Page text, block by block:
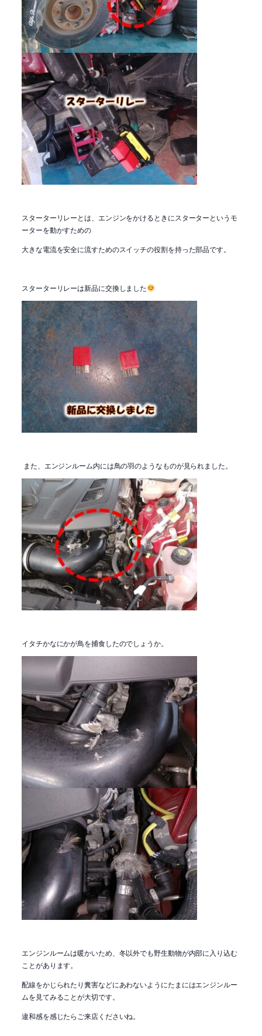
スターターリレーとは、エンジンをかけるときにスターターというモ
ーターを動かすための
大きな電流を安全に流すためのスイッチの役割を持った部品です。
スターターリレーは新品に交換しました
また、エンジンルーム内には鳥の羽のようなものが見られました。
イタチかなにかが鳥を捕食したのでしょうか。
エンジンルームは暖かいため、冬以外でも野生動物が内部に入り込む
ことがあります。
配線をかじられたり糞害などにあわないようにたまにはエンジンルー
ムを見てみることが大切です。
違和感を感じたらご来店くださいね。